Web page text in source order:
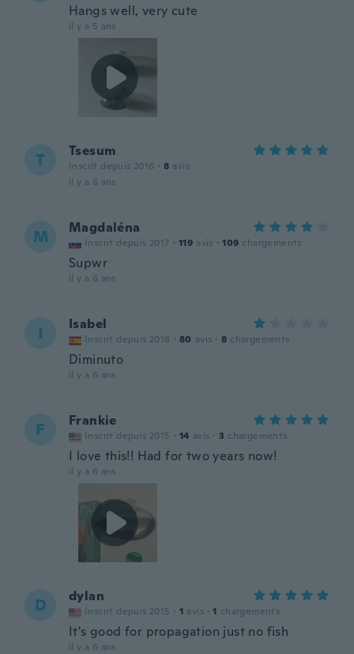
Hangs well, very cute
il y a 5 ans
T Tsesum
Inscrit depuis 2016 · 8 avis
il y a 6 ans
M Magdaléna
Inscrit depuis 2017 · 119 avis · 109 chargements
Supwr
il y a 6 ans
I Isabel
Inscrit depuis 2018 · 80 avis · 8 chargements
Diminuto
il y a 6 ans
F Frankie
Inscrit depuis 2015 · 14 avis · 3 chargements
I love this!! Had for two years now!
il y a 6 ans
D dylan
Inscrit depuis 2015 · 1 avis · 1 chargements
It's good for propagation just no fish
il y a 6 ans